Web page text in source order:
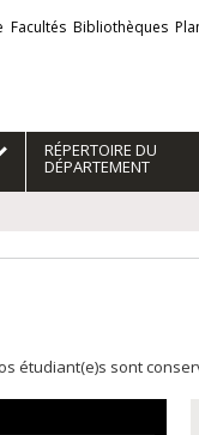
Facultés Bibliothèques
RÉPERTOIRE DU
DÉPARTEMENT
étudiant(e)s sont